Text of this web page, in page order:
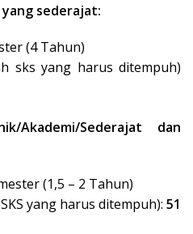
yang sederajat:
(4 Tahun)
sks yang harus ditempuh)
Akademi/Sederajat dan
(1,5 – 2 Tahun)
yang harus ditempuh): 51